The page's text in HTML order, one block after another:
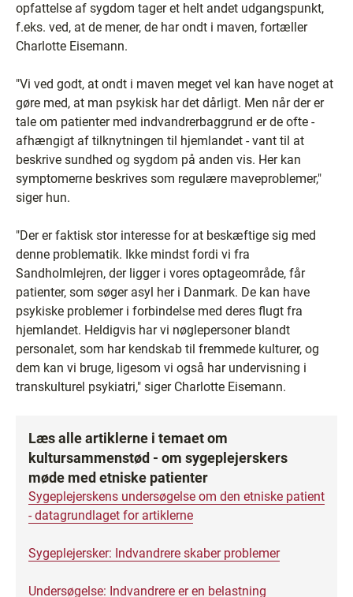
opfattelse af sygdom tager et helt andet udgangspunkt,
f.eks. ved, at de mener, de har ondt i maven, fortæller
Charlotte Eisemann.
"Vi ved godt, at ondt i maven meget vel kan have noget at
gøre med, at man psykisk har det dårligt. Men når der er
tale om patienter med indvandrerbaggrund er de ofte -
afhængigt af tilknytningen til hjemlandet - vant til at
beskrive sundhed og sygdom på anden vis. Her kan
symptomerne beskrives som regulære maveproblemer,"
siger hun.
"Der er faktisk stor interesse for at beskæftige sig med
denne problematik. Ikke mindst fordi vi fra
Sandholmlejren, der ligger i vores optageområde, får
patienter, som søger asyl her i Danmark. De kan have
psykiske problemer i forbindelse med deres flugt fra
hjemlandet. Heldigvis har vi nøglepersoner blandt
personalet, som har kendskab til fremmede kulturer, og
dem kan vi bruge, ligesom vi også har undervisning i
transkulturel psykiatri," siger Charlotte Eisemann.
Læs alle artiklerne i temaet om
kultursammenstød - om sygeplejerskers
møde med etniske patienter
Sygeplejerskens undersøgelse om den etniske patient
- datagrundlaget for artiklerne
Sygeplejersker: Indvandrere skaber problemer
Undersøgelse: Indvandrere er en belastning